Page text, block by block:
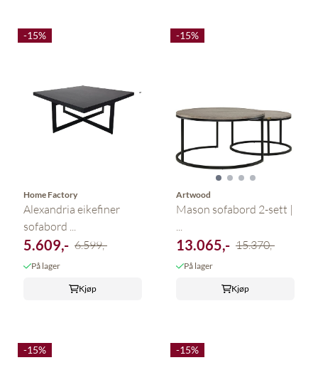
-15%
Home Factory
Alexandria eikefiner
sofabord ...
5.609,- 6.599,-
På lager
Kjøp
-15%
Artwood
Mason sofabord 2-sett |
13.065,- 15.370,-
På lager
Kjøp
-15% -15%